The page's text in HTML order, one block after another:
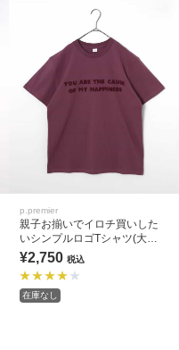
p.premier
親子お揃いでイロチ買いした
いシンプルロゴTシャツ(大人)
全9色 リンク
¥2,750 税込
在庫なし